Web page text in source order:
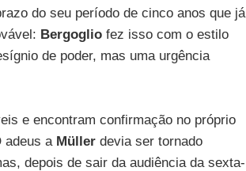
do seu período de cinco anos que já
Bergogliofez isso com o estilo
de poder, mas uma urgência
e encontram confirmação no próprio
adeus a Müllerdevia ser tornado
depois de sair da audiência da sexta-